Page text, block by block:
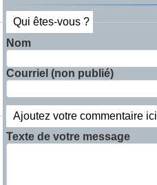
Qui êtes-vous ?
Nom
Courriel (non publié)
Ajoutez votre commentaire ici
Texte de votre message